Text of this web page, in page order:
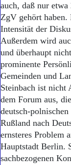
auch, daß nur
ZgV gehört haben.
Intensität der
Außerdem wird
und überhaupt
prominente
Gemeinden und
Steinbach ist nicht
dem Forum aus,
deutsch-
Rußland nach
ernsteres Problem
Hauptstadt Berlin.
sachbezogenen